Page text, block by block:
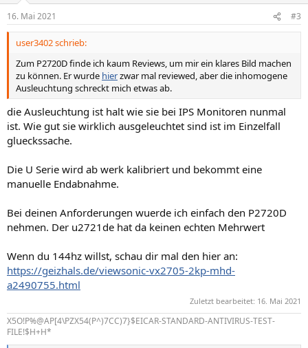
e
n
16. Mai 2021 #3
user3402 schrieb:
Zum P2720D finde ich kaum Reviews, um mir ein klares Bild machen
zu können. Er wurde hierzwar mal reviewed, aber die inhomogene
Ausleuchtung schreckt mich etwas ab.
die Ausleuchtung ist halt wie sie bei IPS Monitoren nunmal
ist. Wie gut sie wirklich ausgeleuchtet sind ist im Einzelfall
glueckssache.
Die U Serie wird ab werk kalibriert und bekommt eine
manuelle Endabnahme.
Bei deinen Anforderungen wuerde ich einfach den P2720D
nehmen. Der u2721de hat da keinen echten Mehrwert
Wenn du 144hz willst, schau dir mal den hier an:
https://geizhals.de/viewsonic-vx2705-2kp-mhd-
a2490755.html
Zuletzt bearbeitet: 16. Mai 2021
X5O!P%@AP[4\PZX54(P^)7CC)7}$EICAR-STANDARD-ANTIVIRUS-TEST-
FILE!$H+H*